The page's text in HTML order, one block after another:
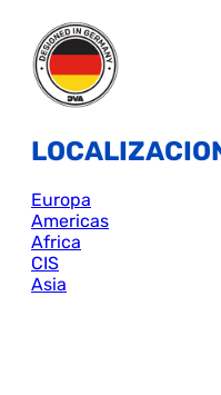
Europa
Americas
Africa
CIS
Asia